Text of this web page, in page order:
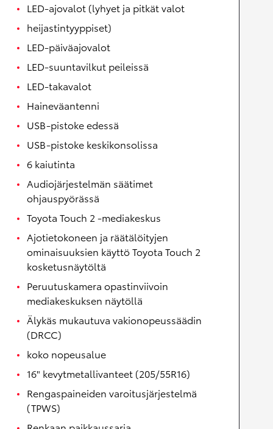
LED-ajovalot (lyhyet ja pitkät valot
heijastintyyppiset)
LED-päiväajovalot
LED-suuntavilkut peileissä
LED-takavalot
Haineväantenni
USB-pistoke edessä
USB-pistoke keskikonsolissa
6 kaiutinta
Audiojärjestelmän säätimet
ohjauspyörässä
Toyota Touch 2 -mediakeskus
Ajotietokoneen ja räätälöityjen
ominaisuuksien käyttö Toyota Touch 2
kosketusnäytöltä
Peruutuskamera opastinviivoin
mediakeskuksen näytöllä
Älykäs mukautuva vakionopeussäädin
(DRCC)
koko nopeusalue
16" kevytmetallivanteet (205/55R16)
Rengaspaineiden varoitusjärjestelmä
(TPWS)